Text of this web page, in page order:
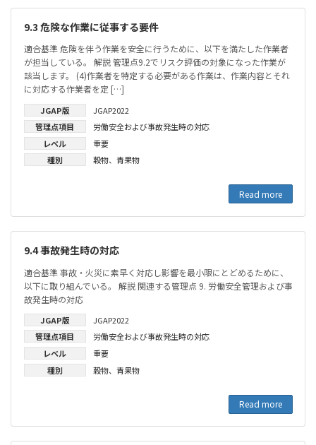
9.3 危険な作業に従事する要件
適合基準 危険を伴う作業を安全に行うために、以下を満たした作業者
が担当している。 解説 管理点9.2でリスク評価の対象になった作業が
該当します。 (4)作業者を特定する必要がある作業は、作業内容とそれ
に対応する作業者を定 […]
JGAP版
JGAP2022
管理点項目
労働安全および事故発生時の対応
レベル
重要
種別
穀物、 青果物
Read more
9.4 事故発生時の対応
適合基準 事故・火災に素早く対応し影響を最小限にとどめるために、
以下に取り組んでいる。 解説 関連する管理点 9. 労働安全管理および事
故発生時の対応
JGAP版
JGAP2022
管理点項目
労働安全および事故発生時の対応
レベル
重要
種別
穀物、 青果物
Read more